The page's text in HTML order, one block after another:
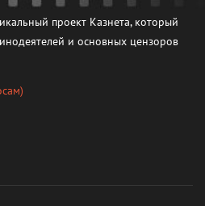
проект Казнета, который
и основных цензоров